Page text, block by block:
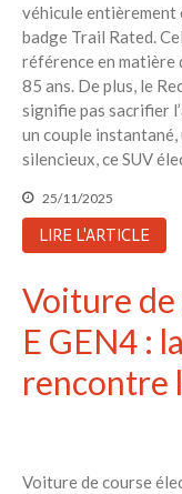
véhicule
badge Trail Rated.
référence en matière
85 ans. De plus, le
signifie pas sacrifier
un couple
silencieux, ce SUV
25/11/2025
LIRE L'ARTICLE
Voiture de
E GEN4 :
rencontre
Voiture de course